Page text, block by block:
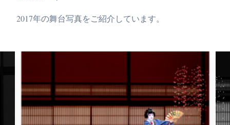
2017年の舞台写真をご紹介しています。